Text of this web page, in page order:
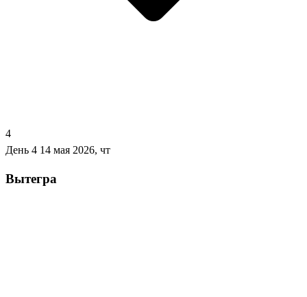
4
День 4 14 мая 2026, чт
Вытегра